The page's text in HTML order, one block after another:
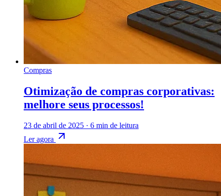
Compras
Otimização de compras corporativas:
melhore seus processos!
23 de abril de 2025 · 6 min de leitura
Ler agora